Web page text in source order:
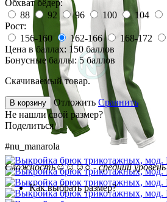
Обхват бёдер:
88
92 96 100 104
Рост:
156-160
162-166 168-172
Цена в баллах: 150 баллов
Бонусные баллы: 5 баллов
Скачиваемый товар.
В корзину Отложить Сравнить
Не нашли свой размер?
Поделиться
#nu_manarola
Сложность☺☺☺○ - средний уровень
Как выбрать размер?